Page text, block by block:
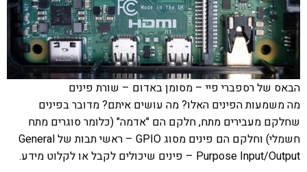
הבאס של רספברי פיי – מסומן באדום – שורת פינים
מה משמעות הפינים האלו? מה עושים איתם? מדובר בפינים
שחלקם מעבירים מתח, חלקם הם "אדמה" (כלומר סוגרים מתח
חשמלי) וחלקם הם פינים מסוג GPIO – ראשי תבות של General
Purpose Input/Output – פינים שיכולים לקבל או לקלוט מידע.